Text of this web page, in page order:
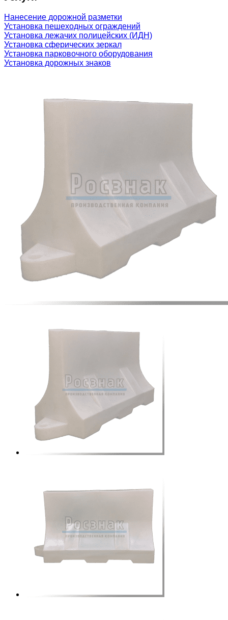
Нанесение дорожной разметки
Установка пешеходных ограждений
Установка лежачих полицейских (ИДН)
Установка сферических зеркал
Установка парковочного оборудования
Установка дорожных знаков